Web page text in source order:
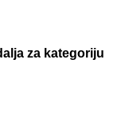
za kategoriju